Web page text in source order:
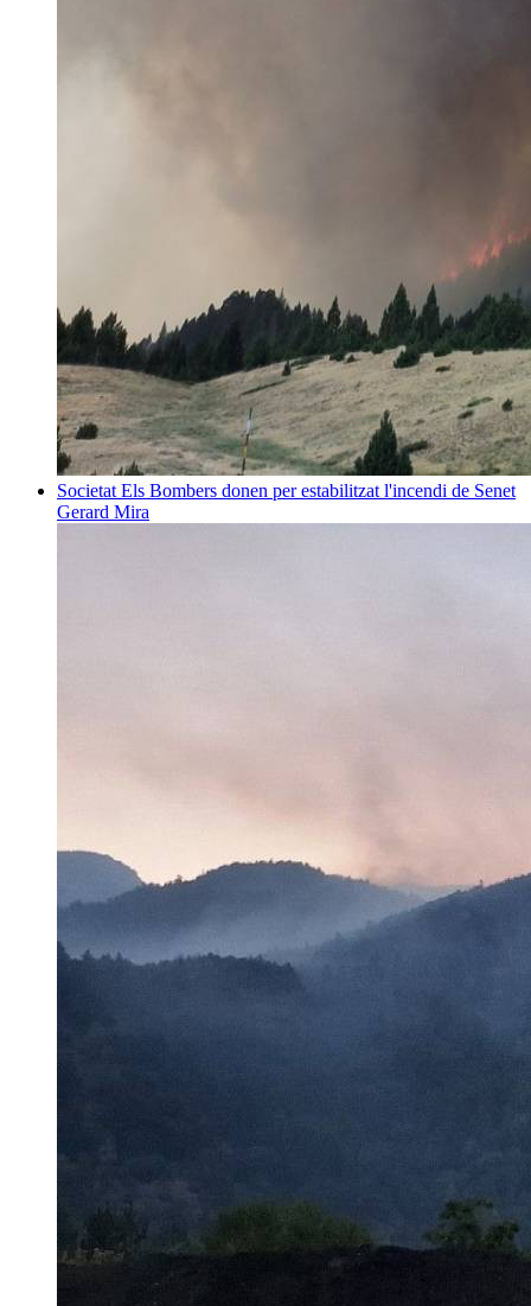
Societat Els Bombers donen per estabilitzat l'incendi de Senet
Gerard Mira